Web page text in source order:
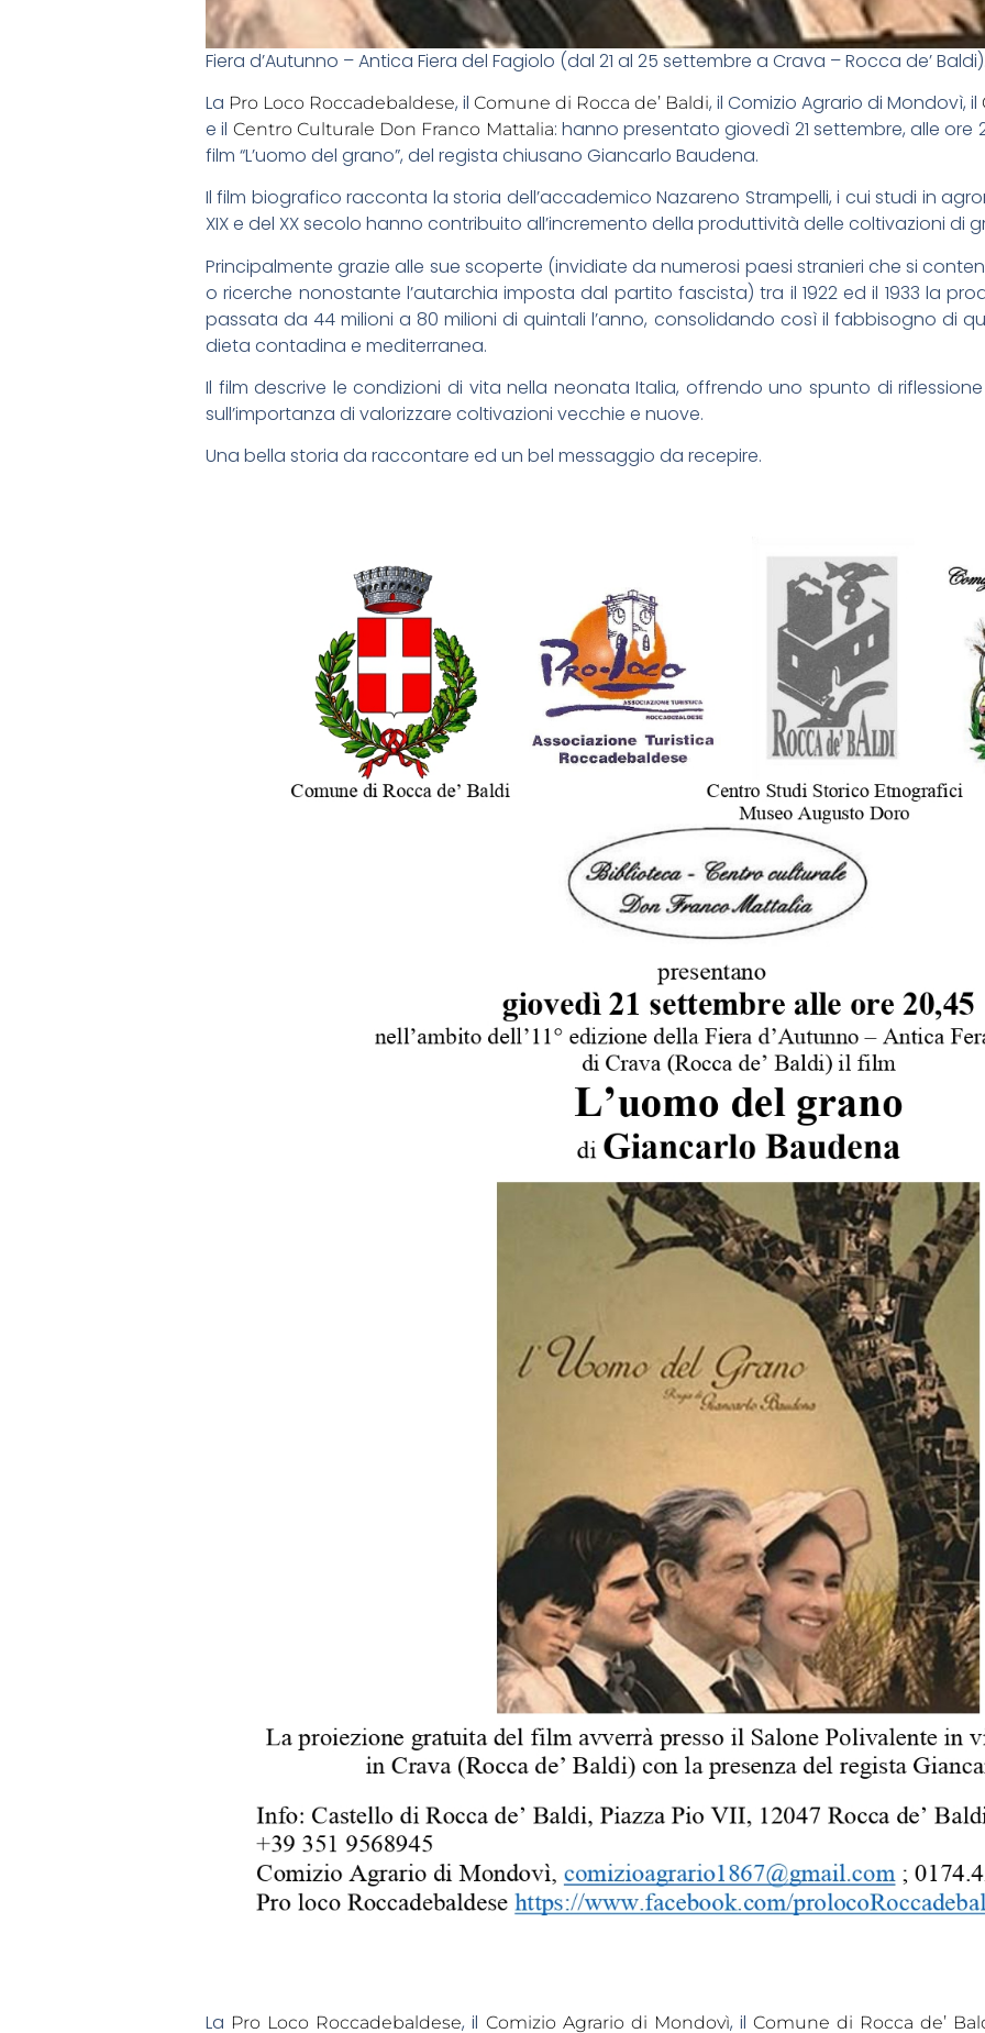
Fiera d’Autunno – Antica Fiera del Fagiolo (dal 21 al 25 settembre a Crava – Rocca de’
La Pro Loco Roccadebaldese, il Comune di Rocca de’ Baldi, il Comizio Agrario di Mondovì, il
e il Centro Culturale Don Franco Mattalia: hanno presentato giovedì 21 settembre, alle ore
film “L’uomo del grano”, del regista chiusano Giancarlo Baudena.
Il film biografico racconta la storia dell’accademico Nazareno Strampelli, i cui studi in
XIX e del XX secolo hanno contribuito all’incremento della produttività delle coltivazioni di
Principalmente grazie alle sue scoperte (invidiate da numerosi paesi stranieri che si
o ricerche nonostante l’autarchia imposta dal partito fascista) tra il 1922 ed il 1933 la
passata da 44 milioni a 80 milioni di quintali l’anno, consolidando così il fabbisogno di
dieta contadina e mediterranea.
Il film descrive le condizioni di vita nella neonata Italia, offrendo uno spunto di riflessione
sull’importanza di valorizzare coltivazioni vecchie e nuove.
Una bella storia da raccontare ed un bel messaggio da recepire.
La Pro Loco Roccadebaldese, il Comizio Agrario di Mondovì, ilComune di Rocca de’